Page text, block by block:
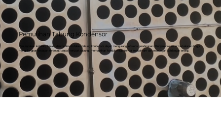
Pemulihan Tabung Kondensor
Penumpukan kotoran, kerak, dan biofilm di dalam tabung kondensor dapat mengurangi efisiensi pendinginan. Penyemprotan air bertekanan tinggi
menghilangkan endapan tersebut tanpa merusak tabung, memastikan konduktivitas termal maksimum dan mencegah kehilangan energi.